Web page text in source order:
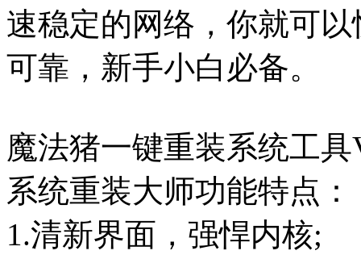
速稳定的网络，你就可
可靠，新手小白必备。
魔法猪一键重装系统工
系统重装大师功能特点：
1.清新界面，强悍内核;